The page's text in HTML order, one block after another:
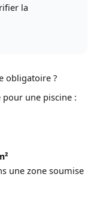
la
obligatoire ?
pour une piscine :
une zone soumise